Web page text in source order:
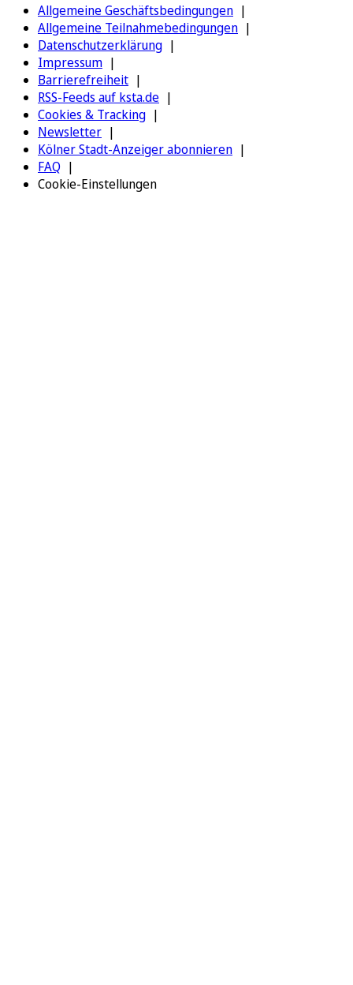
Allgemeine Geschäftsbedingungen
Allgemeine Teilnahmebedingungen
Datenschutzerklärung
Impressum
Barrierefreiheit
RSS-Feeds auf ksta.de
Cookies & Tracking
Newsletter
Kölner Stadt-Anzeiger abonnieren
FAQ
Cookie-Einstellungen